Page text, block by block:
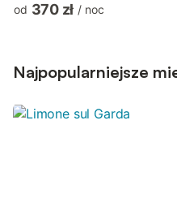
wszystko, co potrzebne na co
parasole przeciwsłoneczne i
relaksujące wieczor...
od 370 zł / noc
Najpopularniejsze